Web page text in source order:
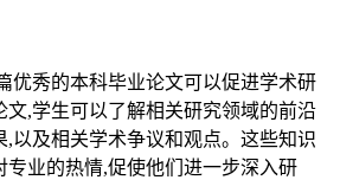
优秀的本科毕业论文可以促进学术研
文,学生可以了解相关研究领域的前沿
,以及相关学术争议和观点。这些知识
专业的热情,促使他们进一步深入研